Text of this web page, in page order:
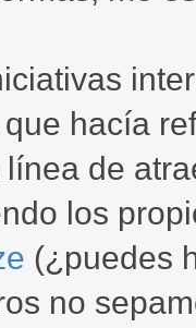
hacía
línea de
los
(¿puedes
no